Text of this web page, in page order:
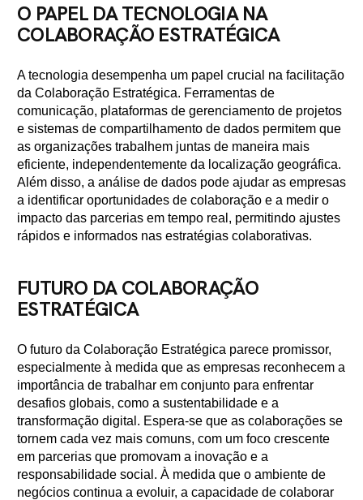
O PAPEL DA TECNOLOGIA NA
COLABORAÇÃO ESTRATÉGICA
A tecnologia desempenha um papel crucial na facilitação
da Colaboração Estratégica. Ferramentas de
comunicação, plataformas de gerenciamento de projetos
e sistemas de compartilhamento de dados permitem que
as organizações trabalhem juntas de maneira mais
eficiente, independentemente da localização geográfica.
Além disso, a análise de dados pode ajudar as empresas
a identificar oportunidades de colaboração e a medir o
impacto das parcerias em tempo real, permitindo ajustes
rápidos e informados nas estratégias colaborativas.
FUTURO DA COLABORAÇÃO
ESTRATÉGICA
O futuro da Colaboração Estratégica parece promissor,
especialmente à medida que as empresas reconhecem a
importância de trabalhar em conjunto para enfrentar
desafios globais, como a sustentabilidade e a
transformação digital. Espera-se que as colaborações se
tornem cada vez mais comuns, com um foco crescente
em parcerias que promovam a inovação e a
responsabilidade social. À medida que o ambiente de
negócios continua a evoluir, a capacidade de colaborar